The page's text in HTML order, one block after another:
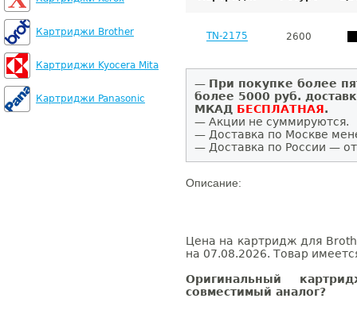
Картриджи Brother
Картриджи Kyocera Mita
Картриджи Panasonic
TN-2175 2600
— При покупке более
более 5000 руб.
МКАД БЕСПЛАТНАЯ.
— Акции не суммируются.
— Доставка по Москве
— Доставка по России —
Описание:
Цена на картридж для
на 07.08.2026. Товар
Оригинальный
совместимый аналог?